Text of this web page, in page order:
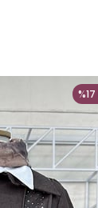
%17